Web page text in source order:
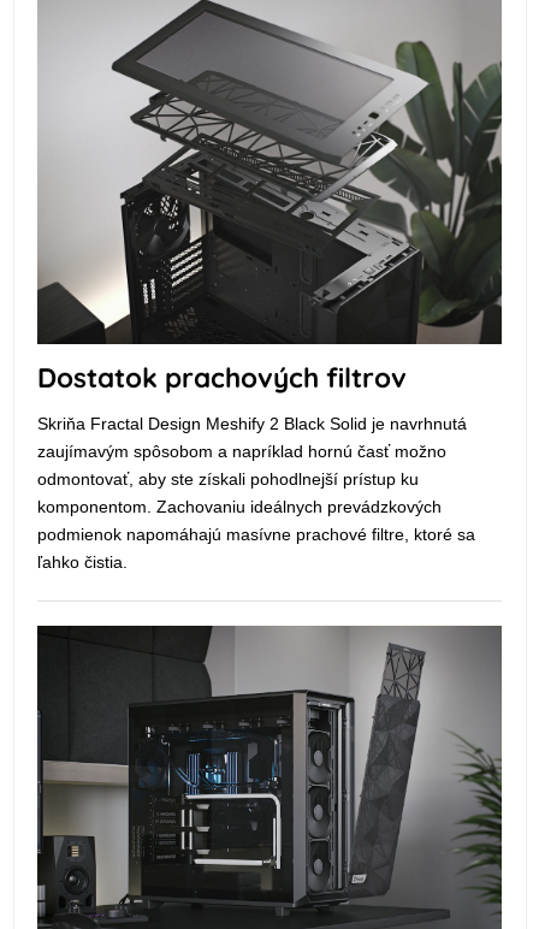
Dostatok prachových filtrov
Skriňa Fractal Design Meshify 2 Black Solid je navrhnutá
zaujímavým spôsobom a napríklad hornú časť možno
odmontovať, aby ste získali pohodlnejší prístup ku
komponentom. Zachovaniu ideálnych prevádzkových
podmienok napomáhajú masívne prachové filtre, ktoré sa
ľahko čistia.